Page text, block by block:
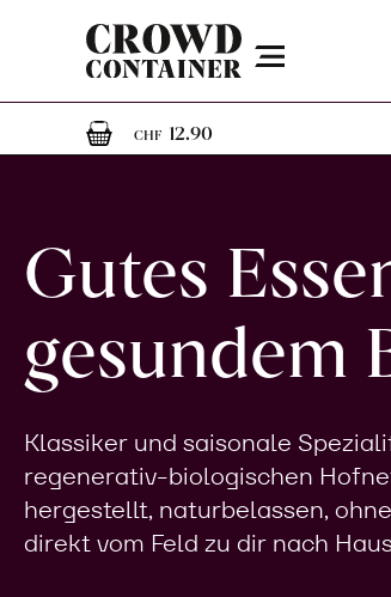
Menu
CHF 12.901 Artikel im
Gutes
gesundem
Klassiker und saisonale
regenerativ-biologischen
hergestellt, naturbelassen,
direkt vom Feld zu dir nach